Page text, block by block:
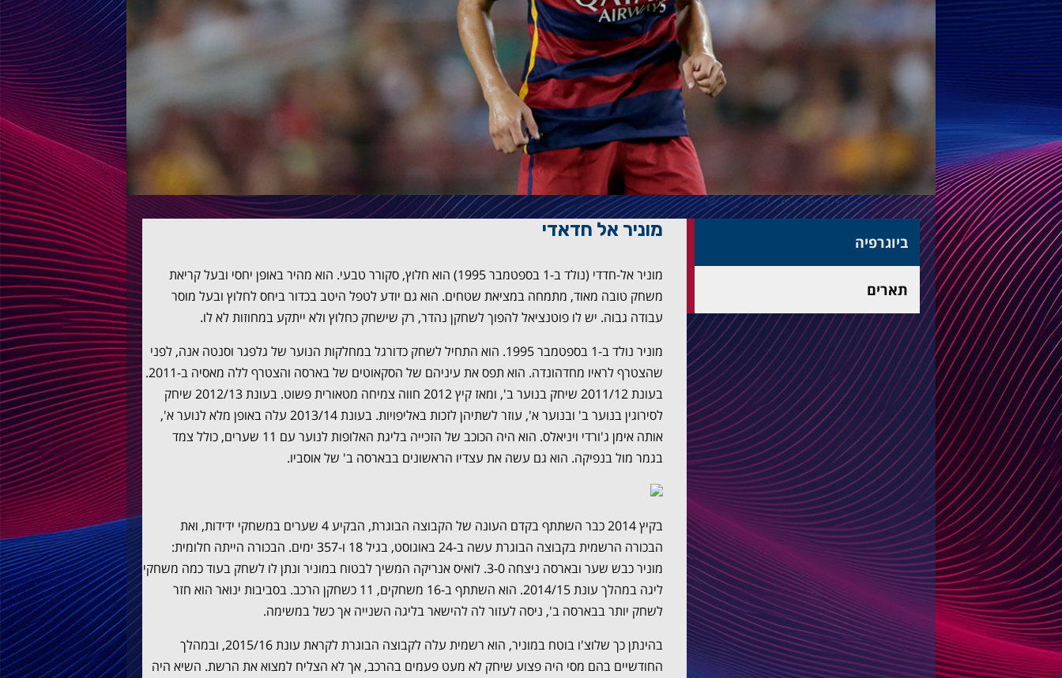
ביוגרפיה
תארים
מוניר אל חדאדי
מוניר אל-חדדי (נולד ב-1 בספטמבר 1995) הוא חלוץ, סקורר טבעי. הוא מהיר באופן יחסי ובעל קריאת
משחק טובה מאוד, מתמחה במציאת שטחים. הוא גם יודע לטפל היטב בכדור ביחס לחלוץ ובעל מוסר
עבודה גבוה. יש לו פוטנציאל להפוך לשחקן נהדר, רק שישחק כחלוץ ולא ייתקע במחוזות לא לו.
מוניר נולד ב-1 בספטמבר 1995. הוא התחיל לשחק כדורגל במחלקות הנוער של גלפגר וסנטה אנה, לפני
שהצטרף לראיו מחדהונדה. הוא תפס את עיניהם של הסקאוטים של בארסה והצטרף ללה מאסיה ב-2011.
בעונת 2011/12 שיחק בנוער ב', ומאז קיץ 2012 חווה צמיחה מטאורית פשוט. בעונת 2012/13 שיחק
לסירוגין בנוער ב' ובנוער א', עוזר לשתיהן לזכות באליפויות. בעונת 2013/14 עלה באופן מלא לנוער א',
אותה אימן ג'ורדי ויניאלס. הוא היה הכוכב של הזכייה בליגת האלופות לנוער עם 11 שערים, כולל צמד
בגמר מול בנפיקה. הוא גם עשה את עצדיו הראשונים בבארסה ב' של אוסביו.
בקיץ 2014 כבר השתתף בקדם העונה של הקבוצה הבוגרת, הבקיע 4 שערים במשחקי ידידות, ואת
הבכורה הרשמית בקבוצה הבוגרת עשה ב-24 באוגוסט, בגיל 18 ו-357 ימים. הבכורה הייתה חלומית:
מוניר כבש שער ובארסה ניצחה 3-0. לואיס אנריקה המשיך לבטוח במוניר ונתן לו לשחק בעוד כמה משחקי
ליגה במהלך עונת 2014/15. הוא השתתף ב-16 משחקים, 11 כשחקן הרכב. בסביבות ינואר הוא חזר
לשחק יותר בבארסה ב', ניסה לעזור לה להישאר בליגה השנייה אך כשל במשימה.
בהינתן כך שלוצ'ו בוטח במוניר, הוא רשמית עלה לקבוצה הבוגרת לקראת עונת 2015/16, ובמהלך
החודשיים בהם מסי היה פצוע שיחק לא מעט פעמים בהרכב, אך לא הצליח למצוא את הרשת. השיא היה